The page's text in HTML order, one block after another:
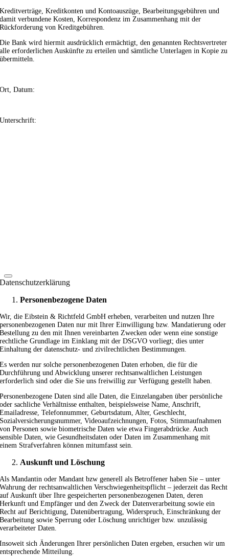
Kreditverträge, Kreditkonten und Kontoauszüge, Bearbeitungsgebühren und
damit verbundene Kosten, Korrespondenz im Zusammenhang mit der
Rückforderung von Kreditgebühren.
Die Bank wird hiermit ausdrücklich ermächtigt, den genannten Rechtsvertreter
alle erforderlichen Auskünfte zu erteilen und sämtliche Unterlagen in Kopie zu
übermitteln.
Ort, Datum:
Unterschrift:
Datenschutzerklärung
Personenbezogene Daten
Wir, die Eibstein & Richtfeld GmbH erheben, verarbeiten und nutzen Ihre
personenbezogenen Daten nur mit Ihrer Einwilligung bzw. Mandatierung oder
Bestellung zu den mit Ihnen vereinbarten Zwecken oder wenn eine sonstige
rechtliche Grundlage im Einklang mit der DSGVO vorliegt; dies unter
Einhaltung der datenschutz- und zivilrechtlichen Bestimmungen.
Es werden nur solche personenbezogenen Daten erhoben, die für die
Durchführung und Abwicklung unserer rechtsanwaltlichen Leistungen
erforderlich sind oder die Sie uns freiwillig zur Verfügung gestellt haben.
Personenbezogene Daten sind alle Daten, die Einzelangaben über persönliche
oder sachliche Verhältnisse enthalten, beispielsweise Name, Anschrift,
Emailadresse, Telefonnummer, Geburtsdatum, Alter, Geschlecht,
Sozialversicherungsnummer, Videoaufzeichnungen, Fotos, Stimmaufnahmen
von Personen sowie biometrische Daten wie etwa Fingerabdrücke. Auch
sensible Daten, wie Gesundheitsdaten oder Daten im Zusammenhang mit
einem Strafverfahren können mitumfasst sein.
Auskunft und Löschung
Als Mandantin oder Mandant bzw generell als Betroffener haben Sie – unter
Wahrung der rechtsanwaltlichen Verschwiegenheitspflicht – jederzeit das Recht
auf Auskunft über Ihre gespeicherten personenbezogenen Daten, deren
Herkunft und Empfänger und den Zweck der Datenverarbeitung sowie ein
Recht auf Berichtigung, Datenübertragung, Widerspruch, Einschränkung der
Bearbeitung sowie Sperrung oder Löschung unrichtiger bzw. unzulässig
verarbeiteter Daten.
Insoweit sich Änderungen Ihrer persönlichen Daten ergeben, ersuchen wir um
entsprechende Mitteilung.